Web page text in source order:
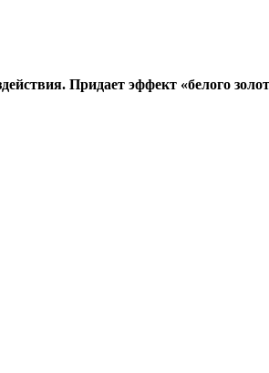
Придает эффект «белого